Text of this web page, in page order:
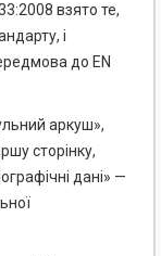
взято те,
і
до EN
аркуш»,
сторінку,
дані» —